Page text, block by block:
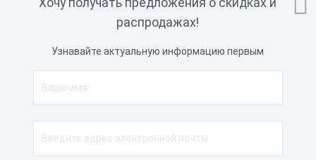
Хочу получать предложения о скидках и
распродажах!
Узнавайте актуальную информацию первым